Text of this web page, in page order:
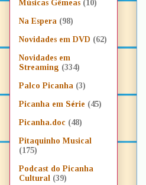
Músicas Gêmeas (10)
Na Espera (98)
Novidades em DVD (62)
Novidades em
Streaming (334)
Palco Picanha (3)
Picanha em Série (45)
Picanha.doc (48)
Pitaquinho Musical
(175)
Podcast do Picanha
Cultural (39)